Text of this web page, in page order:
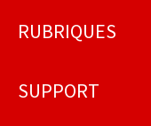
Pied
page
RUBRIQUES
SUPPORT